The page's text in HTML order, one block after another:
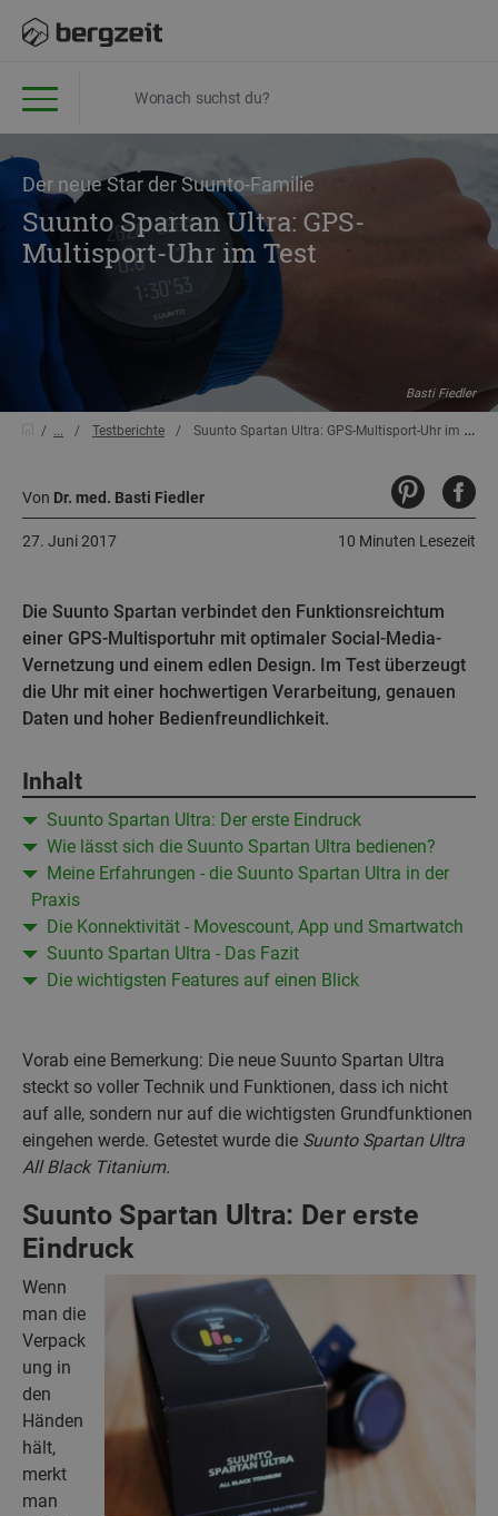
Der neue Star der Suunto-Familie
Suunto Spartan Ultra: GPS-
Multisport-Uhr im Test
Basti Fiedler
... Testberichte Suunto Spartan Ultra: GPS-Multisport-Uhr im Test
Von Dr. med. Basti Fiedler
10 Minuten Lesezeit
27. Juni 2017
Die Suunto Spartan verbindet den Funktionsreichtum
einer GPS-Multisportuhr mit optimaler Social-Media-
Vernetzung und einem edlen Design. Im Test überzeugt
die Uhr mit einer hochwertigen Verarbeitung, genauen
Daten und hoher Bedienfreundlichkeit.
Inhalt
Suunto Spartan Ultra: Der erste Eindruck
Wie lässt sich die Suunto Spartan Ultra bedienen?
Meine Erfahrungen - die Suunto Spartan Ultra in der
Praxis
Die Konnektivität - Movescount, App und Smartwatch
Suunto Spartan Ultra - Das Fazit
Die wichtigsten Features auf einen Blick
Vorab eine Bemerkung: Die neue Suunto Spartan Ultra
steckt so voller Technik und Funktionen, dass ich nicht
auf alle, sondern nur auf die wichtigsten Grundfunktionen
eingehen werde. Getestet wurde die Suunto Spartan Ultra
All Black Titanium.
Suunto Spartan Ultra: Der erste
Eindruck
Wenn
man die
Verpack
ung in
den
Händen
hält,
merkt
man